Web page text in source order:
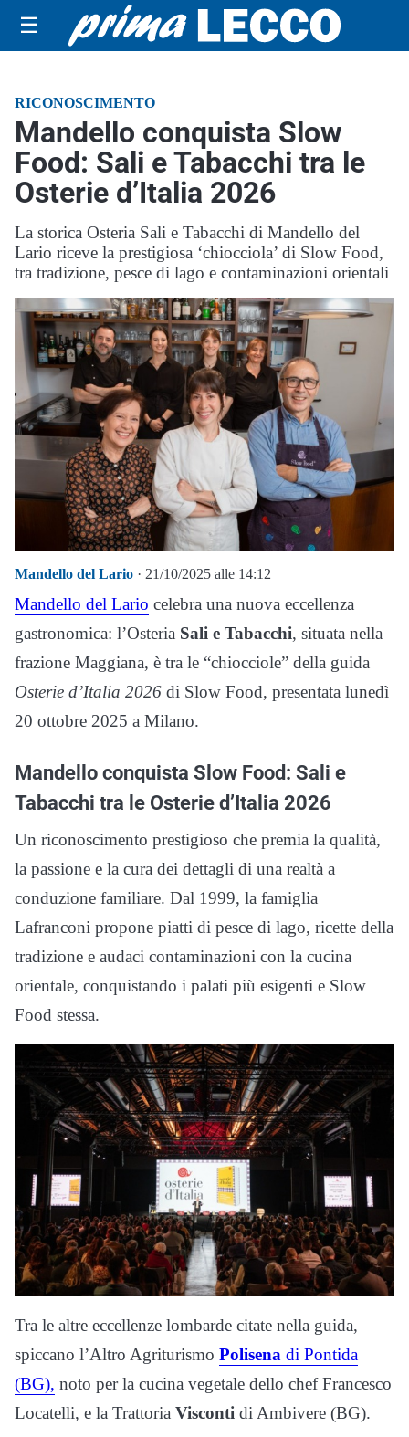
☰
RICONOSCIMENTO
Mandello conquista Slow
Food: Sali e Tabacchi tra le
Osterie d’Italia 2026
La storica Osteria Sali e Tabacchi di Mandello del
Lario riceve la prestigiosa ‘chiocciola’ di Slow Food,
tra tradizione, pesce di lago e contaminazioni orientali
Mandello del Lario · 21/10/2025 alle 14:12
Mandello del Lario celebra una nuova eccellenza
gastronomica: l’Osteria Sali e Tabacchi, situata nella
frazione Maggiana, è tra le “chiocciole” della guida
Osterie d’Italia 2026 di Slow Food, presentata lunedì
20 ottobre 2025 a Milano.
Mandello conquista Slow Food: Sali e
Tabacchi tra le Osterie d’Italia 2026
Un riconoscimento prestigioso che premia la qualità,
la passione e la cura dei dettagli di una realtà a
conduzione familiare. Dal 1999, la famiglia
Lafranconi propone piatti di pesce di lago, ricette della
tradizione e audaci contaminazioni con la cucina
orientale, conquistando i palati più esigenti e Slow
Food stessa.
Tra le altre eccellenze lombarde citate nella guida,
spiccano l’Altro Agriturismo Polisena di Pontida
(BG), noto per la cucina vegetale dello chef Francesco
Locatelli, e la Trattoria Visconti di Ambivere (BG).